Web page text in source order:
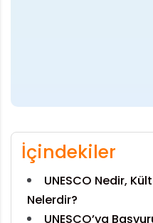
İçindekiler
UNESCO Nedir,
Nelerdir?
UNESCO’ya